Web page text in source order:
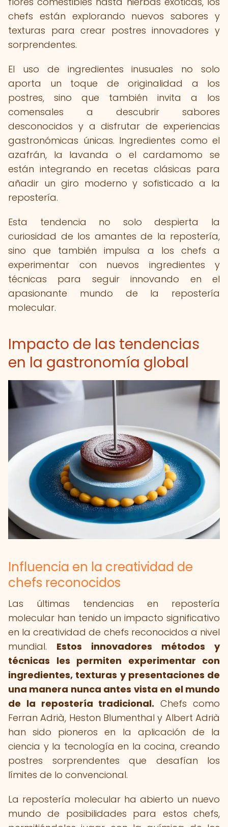
chefs están explorando nuevos sabores y
texturas para crear postres innovadores y
sorprendentes.
El uso de ingredientes inusuales no solo
aporta un toque de originalidad a los
postres, sino que también invita a los
comensales a descubrir sabores
desconocidos y a disfrutar de experiencias
gastronómicas únicas. Ingredientes como el
azafrán, la lavanda o el cardamomo se
están integrando en recetas clásicas para
añadir un giro moderno y sofisticado a la
repostería.
Esta tendencia no solo despierta la
curiosidad de los amantes de la repostería,
sino que también impulsa a los chefs a
experimentar con nuevos ingredientes y
técnicas para seguir innovando en el
apasionante mundo de la repostería
molecular.
Impacto de las tendencias
en la gastronomía global
Influencia en la creatividad de
chefs reconocidos
Las últimas tendencias en repostería
molecular han tenido un impacto significativo
en la creatividad de chefs reconocidos a nivel
mundial. Estos innovadores métodos y
técnicas les permiten experimentar con
ingredientes, texturas y presentaciones de
una manera nunca antes vista en el mundo
de la repostería tradicional. Chefs como
Ferran Adrià, Heston Blumenthal y Albert Adrià
han sido pioneros en la aplicación de la
ciencia y la tecnología en la cocina, creando
postres sorprendentes que desafían los
límites de lo convencional.
La repostería molecular ha abierto un nuevo
mundo de posibilidades para estos chefs,